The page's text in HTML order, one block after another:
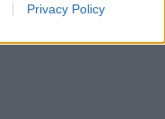
Privacy Policy